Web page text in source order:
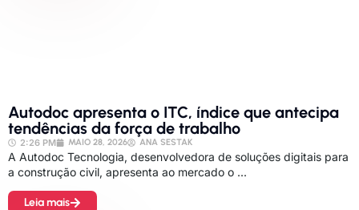
Autodoc apresenta o ITC, índice que antecipa
tendências da força de trabalho
2:26 PM MAIO 28, 2026 ANA SESTAK
A Autodoc Tecnologia, desenvolvedora de soluções digitais para
a construção civil, apresenta ao mercado o ...
Leia mais